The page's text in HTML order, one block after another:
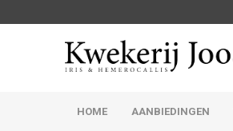
HOME AANBIEDINGEN